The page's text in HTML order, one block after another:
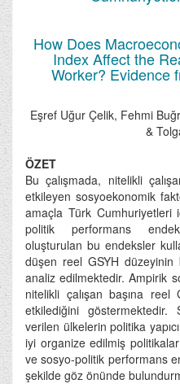
How Does
Index Affect the
Worker? Evidence
Eşref Uğur Çelik, Fehmi
&
ÖZET
Bu çalışmada, nitelikli
etkileyen sosyoekonomik
amaçla Türk Cumhuriyetleri
politik performans
oluşturulan bu endeksler
düşen reel GSYH
analiz edilmektedir. Ampirik
nitelikli çalışan başına
etkilediğini
verilen ülkelerin politika
iyi organize edilmiş
ve sosyo-politik performans
şekilde göz önünde